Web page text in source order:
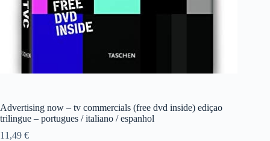
Advertising now – tv commercials (free dvd inside) ediçao
trilingue – portugues / italiano / espanhol
11,49 €